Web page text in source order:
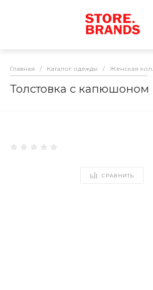
Главная / Каталог одежды / Женская
Толстовка с капюшоном
СРАВНИТЬ